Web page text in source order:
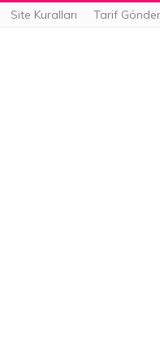
Site Kuralları Tarif Gönder